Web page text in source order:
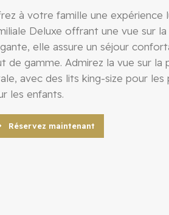
à votre famille une expérience
Deluxe offrant une vue sur
elle assure un séjour
de gamme. Admirez la vue sur la
avec des lits king-size pour les
les enfants.
Réservez maintenant